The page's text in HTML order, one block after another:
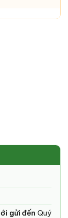
gửi đến Quý